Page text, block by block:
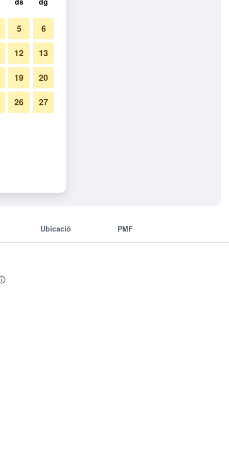
Ubicació PMF
5 6
12 13
19 20
26 27